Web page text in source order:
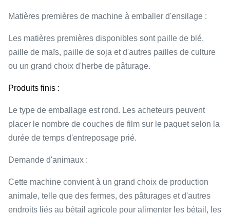
Matières premières de machine à emballer d'ensilage :
Les matières premières disponibles sont paille de blé,
paille de maïs, paille de soja et d'autres pailles de culture
ou un grand choix d'herbe de pâturage.
Produits finis :
Le type de emballage est rond. Les acheteurs peuvent
placer le nombre de couches de film sur le paquet selon la
durée de temps d'entreposage prié.
Demande d'animaux :
Cette machine convient à un grand choix de production
animale, telle que des fermes, des pâturages et d'autres
endroits liés au bétail agricole pour alimenter les bétail, les